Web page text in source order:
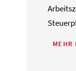
MEHR